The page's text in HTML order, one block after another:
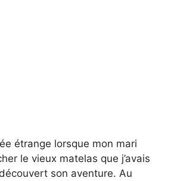
étrange lorsque mon mari
le vieux matelas que j’avais
son aventure. Au